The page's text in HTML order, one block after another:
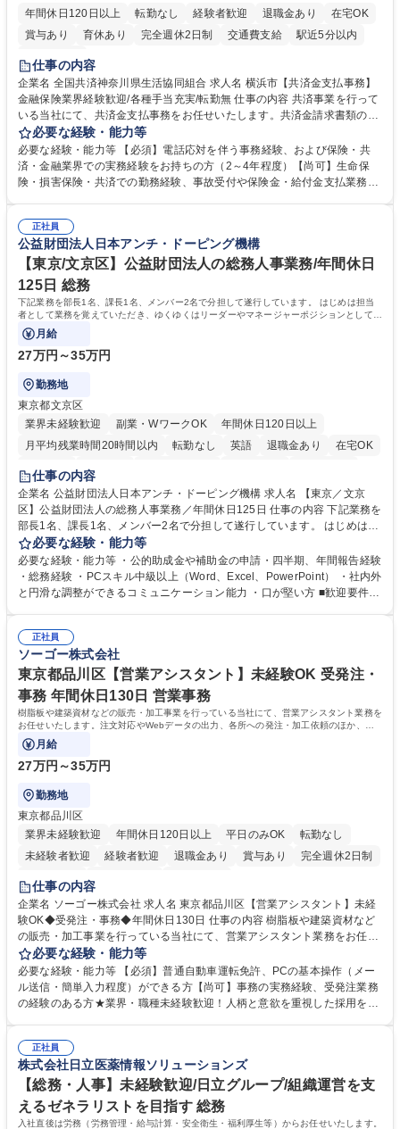
年間休日120日以上
転勤なし 経験者歓迎 退職金あり
在宅OK
賞与あり
育休あり 完全週休2日制 交通費支給
駅近5分以内
土日祝休み
仕事の内容
企業名 全国共済神奈川県生活協同組合 求人名 横浜市【共済金支払事務】
金融保険業界経験歓迎/各種手当充実/転勤無 仕事の内容 共済事業を行って
いる当社にて、共済金支払事務をお任せいたします。共済金請求書類の受
付・内容確認・審査・データ入力のほか、加入者様や医療機関等からの問
い合わせ電話対応や書類発送等を担当します。 ■共済金請求書類の受付、
内容確認、および共済金支払に関する審査・事務処理業務全般を担当 ■専
用システムへのデータ入力、各種必要書類の作成・発送作業 ■加入者様や
指定する業務 募集職種 横浜市【共済金支払事務】金融保険業界経験歓迎/
各種手当充実/転勤無
必要な経験・能力等
必要な経験・能力等 【必須】電話応対を伴う事務経験、および保険・共
済・金融業界での実務経験をお持ちの方（2～4年程度）【尚可】生命保
険・損害保険・共済での勤務経験、事故受付や保険金・給付金支払業務経
務へのキャリアチェンジ希望者も大歓迎です！ 学歴・資格 学歴：大学院
大学 高専 短大 専修学校 高校 語学力： 資格：
正社員
公益財団法人日本アンチ・ドーピング機構
【東京/文京区】公益財団法人の総務人事業務/年間休日
125日 総務
下記業務を部長1名、課長1名、メンバー2名で分担して遂行しています。 はじめは担当
者として業務を覚えていただき、ゆくゆくはリーダーやマネージャーポジションとして活
躍いただくことを期待しています。
月給
27万円～35万円
勤務地
東京都文京区
業界未経験歓迎
副業・WワークOK
年間休日120日以上
月平均残業時間20時間以内
転勤なし 英語 退職金あり
在宅OK
賞与あり
育休あり
食事補助あり
仕事の内容
企業名 公益財団法人日本アンチ・ドーピング機構 求人名 【東京／文京
区】公益財団法人の総務人事業務／年間休日125日 仕事の内容 下記業務を
部長1名、課長1名、メンバー2名で分担して遂行しています。 はじめは担
当者として業務を覚えていただき、ゆくゆくはリーダーやマネージャーポ
ジションとして活躍いただくことを期待しています。 【総務・人事グルー
プの業務内容】 ・人事制度関連 ・採用活動 ・教育研修の企画、実行 ・勤
怠管理 ・官公庁への各種提出 ・法定の会議運営（評議員会、理事会） ・
管理 ・福利厚生関連 ・職員からの問合せ、相談対応 ・その他日常の総務
業務全般 募集職種 【東京／文京区】公益財団法人の総務人事業務／年間
休日125日
必要な経験・能力等
必要な経験・能力等 ・公的助成金や補助金の申請・四半期、年間報告経験
・総務経験 ・PCスキル中級以上（Word、Excel、PowerPoint） ・社内外
と円滑な調整ができるコミュニケーション能力 ・口が堅い方 ■歓迎要件
正社員
ソーゴー株式会社
東京都品川区【営業アシスタント】未経験OK 受発注・
事務 年間休日130日 営業事務
樹脂板や建築資材などの販売・加工事業を行っている当社にて、営業アシスタント業務を
お任せいたします。注文対応やWebデータの出力、各所への発注・加工依頼のほか、電
話・メール対応等の事務業務を担当します。
月給
27万円～35万円
勤務地
東京都品川区
業界未経験歓迎
年間休日120日以上 平日のみOK
転勤なし
未経験者歓迎
経験者歓迎 退職金あり 賞与あり
完全週休2日制
交通費支給
仕事の内容
企業名 ソーゴー株式会社 求人名 東京都品川区【営業アシスタント】未経
験OK◆受発注・事務◆年間休日130日 仕事の内容 樹脂板や建築資材など
の販売・加工事業を行っている当社にて、営業アシスタント業務をお任せ
いたします。注文対応やWebデータの出力、各所への発注・加工依頼のほ
か、電話・メール対応等の事務業務を担当します。 ■受注・発注業務：FA
Xによる注文対応、Web発注データのプリントアウト、各仕入先・協力会
社への発注および加工依頼等 ■納品書・請求書の作成および発送手配 ■商
当社の指定する業務 募集職種 東京都品川区【営業アシスタント】未経験O
K◆受発注・事務◆年間休日130日
必要な経験・能力等
必要な経験・能力等 【必須】普通自動車運転免許、PCの基本操作（メー
ル送信・簡単入力程度）ができる方【尚可】事務の実務経験、受発注業務
の経験のある方★業界・職種未経験歓迎！人柄と意欲を重視した採用を行
変化に臨機応変かつ柔軟に対応できる方、約束を守り正確に作業を進めら
れる方を求めています。高度なPCスキルや関数知識は一切不要です。丁
寧な指導体制が整っているため、安心してお仕事をスタートしていただけ
ます。 学歴・資格 学歴：大学院 大学 高専 短大 専修学校 高校 語学力：
資格：
正社員
株式会社日立医薬情報ソリューションズ
【総務・人事】未経験歓迎/日立グループ/組織運営を支
えるゼネラリストを目指す 総務
入社直後は労務（労務管理・給与計算・安全衛生・福利厚生等）からお任せいたします。